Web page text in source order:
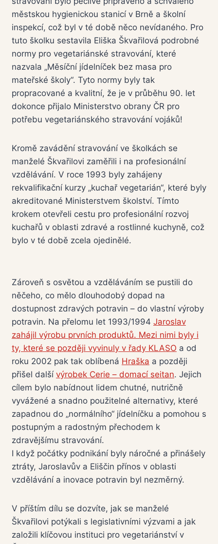
městskou hygienickou stanicí v Brně a školní
inspekcí, což byl v té době něco nevídaného. Pro
tuto školku sestavila Eliška Škvařilová podrobné
normy pro vegetariánské stravování, které
nazvala „Měsíční jídelníček bez masa pro
mateřské školy“. Tyto normy byly tak
propracované a kvalitní, že je v průběhu 90. let
dokonce přijalo Ministerstvo obrany ČR pro
potřebu vegetariánského stravování vojáků!
Kromě zavádění stravování ve školkách se
manželé Škvařilovi zaměřili i na profesionální
vzdělávání. V roce 1993 byly zahájeny
rekvalifikační kurzy „kuchař vegetarián“, které byly
akreditované Ministerstvem školství. Tímto
krokem otevřeli cestu pro profesionální rozvoj
kuchařů v oblasti zdravé a rostlinné kuchyně, což
bylo v té době zcela ojedinělé.
Zároveň s osvětou a vzděláváním se pustili do
něčeho, co mělo dlouhodobý dopad na
dostupnost zdravých potravin – do vlastní výroby
potravin. Na přelomu let 1993/1994 Jaroslav
zahájil výrobu prvních produktů. Mezi nimi byly i
ty, které se později vyvinuly v řady KLASO a od
roku 2002 pak tak oblíbená Hraška a později
přišel další výrobek Cerie – domací seitan. Jejich
cílem bylo nabídnout lidem chutné, nutričně
vyvážené a snadno použitelné alternativy, které
zapadnou do „normálního“ jídelníčku a pomohou s
postupným a radostným přechodem k
zdravějšímu stravování.
I když počátky podnikání byly náročné a přinášely
ztráty, Jaroslavův a Eliščin přínos v oblasti
vzdělávání a inovace potravin byl nezměrný.
V příštím dílu se dozvíte, jak se manželé
Škvařilovi potýkali s legislativními výzvami a jak
založili klíčovou instituci pro vegetariánství v